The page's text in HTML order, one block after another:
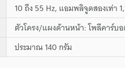
10 ถึง 55 Hz, แอมพลิจูดสองเท่า
ตัวโครง/แผงด้านหน้า: โพลีคาร์บ
ประมาณ 140 กรัม